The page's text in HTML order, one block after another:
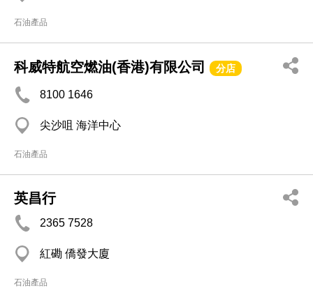
石油產品
科威特航空燃油(香港)有限公司 分店
8100 1646
尖沙咀 海洋中心
石油產品
英昌行
2365 7528
紅磡 僑發大廈
石油產品